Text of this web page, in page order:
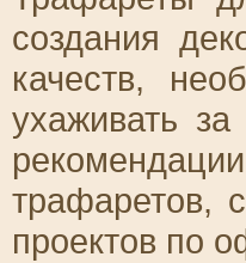
создания
качеств,
ухаживать
трафаретов,
проектов по